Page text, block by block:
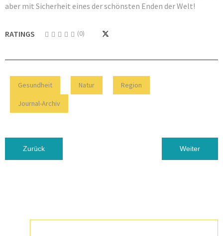
aber mit Sicherheit eines der schönsten Enden der Welt!
RATINGS (0)
Gesundheit Natur Region
Journal-Archiv
Vorheriger Beitrag: F WIE FRAGEBOGEN*
Zurück Nächster
Weiter